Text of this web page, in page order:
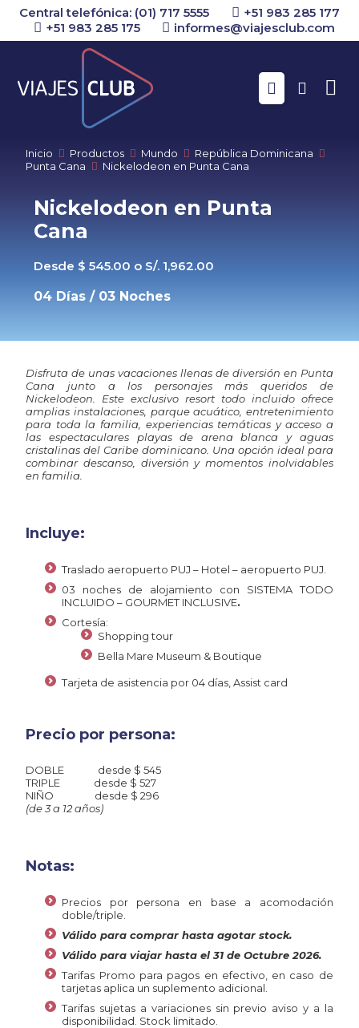
Central telefónica: (01) 717 5555
+51 983 285 177
+51 983 285 175
informes@viajesclub.com
Inicio Productos Mundo
República Dominicana
Punta Cana
Nickelodeon en Punta Cana
Nickelodeon en Punta
Cana
Desde $ 545.00 o S/. 1,962.00
04 Días / 03 Noches
Disfruta de unas vacaciones llenas de diversión en Punta
Cana junto a los personajes más queridos de
Nickelodeon. Este exclusivo resort todo incluido ofrece
amplias instalaciones, parque acuático, entretenimiento
para toda la familia, experiencias temáticas y acceso a
las espectaculares playas de arena blanca y aguas
cristalinas del Caribe dominicano. Una opción ideal para
combinar descanso, diversión y momentos inolvidables
en familia.
Incluye:
Traslado aeropuerto PUJ – Hotel – aeropuerto PUJ.
03 noches de alojamiento con SISTEMA TODO
INCLUIDO – GOURMET INCLUSIVE.
Cortesía:
Shopping tour
Bella Mare Museum & Boutique
Tarjeta de asistencia por 04 días, Assist card
Precio por persona:
DOBLE desde $ 545
TRIPLE desde $ 527
NIÑO desde $ 296
(de 3 a 12 años)
Notas:
Precios por persona en base a acomodación
doble/triple.
Válido para comprar hasta agotar stock.
Válido para viajar hasta el 31 de Octubre 2026.
Tarifas Promo para pagos en efectivo, en caso de
tarjetas aplica un suplemento adicional.
Tarifas sujetas a variaciones sin previo aviso y a la
disponibilidad. Stock limitado.
Buscar